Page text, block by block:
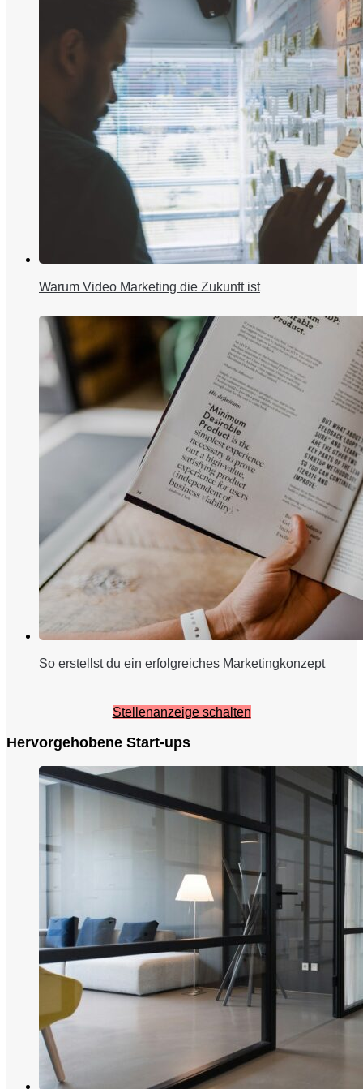
Warum Video Marketing die Zukunft ist
So erstellst du ein erfolgreiches Marketingkonzept
Stellenanzeige schalten
Hervorgehobene Start-ups